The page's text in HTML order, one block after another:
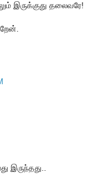
இருக்குது தலைவரே!
இருந்தது..